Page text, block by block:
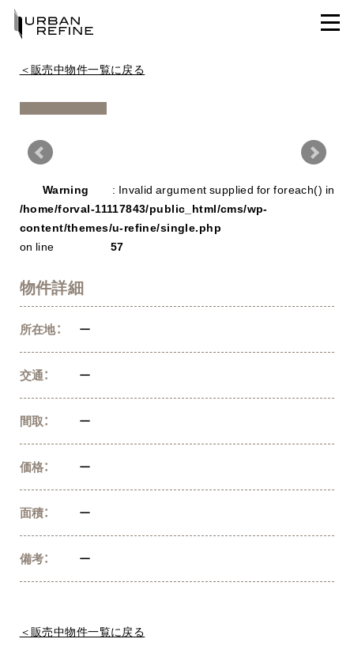
＜販売中物件一覧に戻る
Warning
: Invalid argument supplied for foreach() in
/home/forval-11117843/public_html/cms/wp-
content/themes/u-refine/single.php
on line
57
物件詳細
所在地： ー
交通： ー
間取： ー
価格： ー
面積： ー
備考： ー
＜販売中物件一覧に戻る